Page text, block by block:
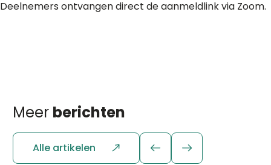
Deelnemers ontvangen direct de aanmeldlink via Zoom.
Meer berichten
Alle artikelen